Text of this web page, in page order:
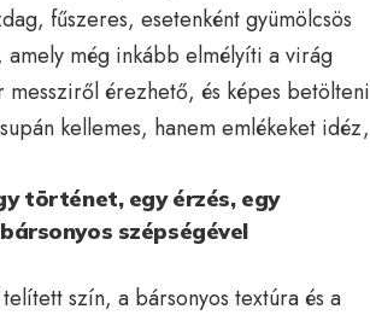
fűszeres, esetenként gyümölcsös
amely még inkább elmélyíti a virág
messziről érezhető, és képes betölteni
kellemes, hanem emlékeket idéz,
történet, egy érzés, egy
szépségével
szín, a bársonyos textúra és a